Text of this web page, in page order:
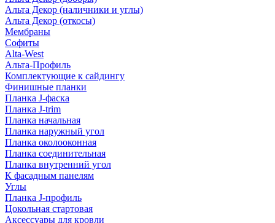
Альта Декор (наличники и углы)
Альта Декор (откосы)
Мембраны
Софиты
Alta-West
Альта-Профиль
Комплектующие к сайдингу
Финишные планки
Планка J-фаска
Планка J-trim
Планка начальная
Планка наружный угол
Планка околооконная
Планка соединительная
Планка внутренний угол
К фасадным панелям
Углы
Планка J-профиль
Цокольная стартовая
Аксессуары для кровли